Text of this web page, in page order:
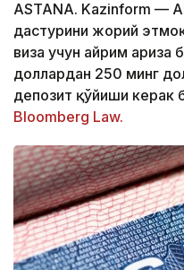
ASTANA. Kazinform —
дастурини жорий
виза учун айрим ариза
доллардан 250 минг
депозит қўйиши керак
Bloomberg Law.